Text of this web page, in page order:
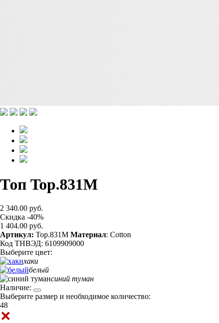
Топ Top.831M
2 340.00 руб.
Скидка -40%
1 404.00 руб.
Артикул: Top.831M Материал: Cotton
Код ТНВЭД: 6109909000
Выберите цвет:
хаки
белый
синий туман
Наличие:
Выберите размер и необходимое количество:
48